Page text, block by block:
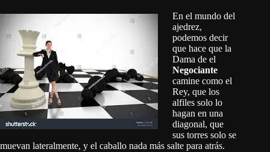
En el mundo del
ajedrez,
podemos decir
que hace que la
Dama de el
Negociante
camine como el
Rey, que los
alfiles solo lo
hagan en una
diagonal, que
sus torres solo se
muevan lateralmente, y el caballo nada más salte para atrás.